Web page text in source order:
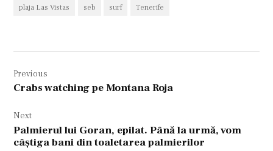
plaja Las Vistas seb surf Tenerife
în
articole
Previous
Crabs watching pe Montana Roja
Next
Palmierul lui Goran, epilat. Până la urmă, vom
câştiga bani din toaletarea palmierilor